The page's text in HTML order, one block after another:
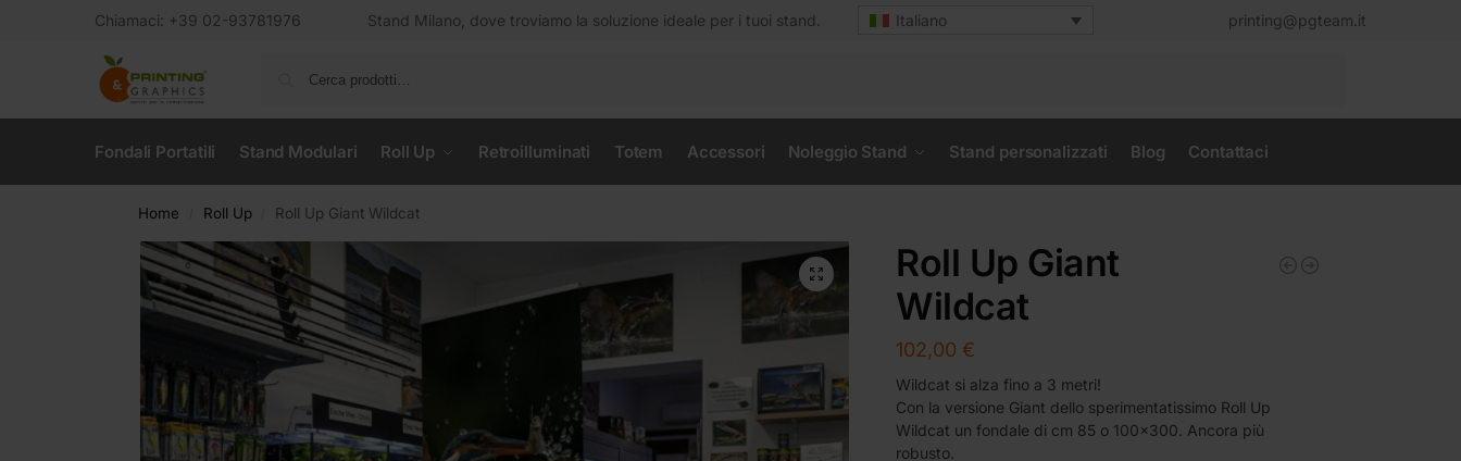
Chiamaci: +39 02-93781976 Stand Milano, dove troviamo la soluzione ideale per i tuoi stand. Italiano printing@pgteam.it
Fondali Portatili Stand Modulari Roll Up Retroilluminati Totem Accessori Noleggio Stand Stand personalizzati Blog Contattaci
Home Roll Up Roll Up Giant Wildcat
Roll Up Giant
Wildcat
102,00 €
Wildcat si alza fino a 3 metri!
Con la versione Giant dello sperimentatissimo Roll Up
Wildcat un fondale di cm 85 o 100×300. Ancora più
robusto.